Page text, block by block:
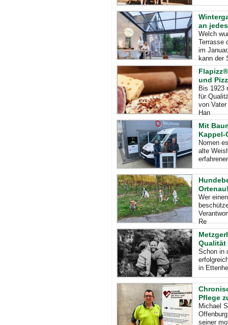
an
Welch
Terrasse
im
kann der
und
Bis 1923
für
von
Han
Mit
Kappel-
Nomen
alte
Wer
Re
Qualität
Schon in
in
Pflege
Michael
seiner